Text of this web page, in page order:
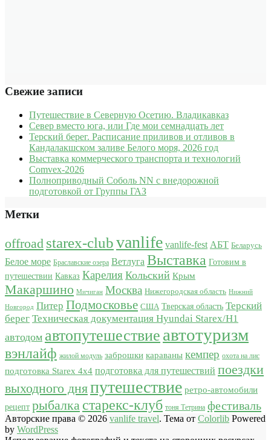
Свежие записи
Путешествие в Северную Осетию. Владикавказ
Север вместо юга, или Где мои семнадцать лет
Терский берег. Расписание приливов и отливов в
Кандалакшском заливе Белого моря, 2026 год
Выставка коммерческого транспорта и технологий
Comvex-2026
Полноприводный Соболь NN с внедорожной
подготовкой от Группы ГАЗ
Метки
offroad starex-clubvanlife vanlife-fest АБТ Беларусь
Белое море Браславские озера Ветлуга Выставка Готовим в
путешествии Кавказ Карелия Кольский Крым
Макаршино Мичиган Москва Нижегородская область Нижний
Новгород Питер Подмосковье США Тверская область Терский
берег Техническая документация Hyundai Starex/H1
автодом автопутешествие автотуризм
вэнлайф жилой модуль заброшки караваны кемпер охота на лис
подготовка Starex 4x4 подготовка для путешествий поездки
выходного дняпутешествие ретро-автомобили
рецепт рыбалка старекс-клуб тоня Тетрина фестиваль
Авторские права © 2026 vanlife travel. Тема от Colorlib Powered
by WordPress